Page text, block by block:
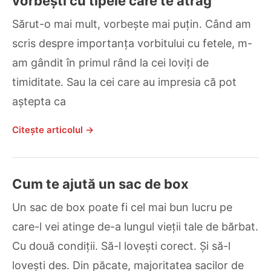
Sărut-o mai mult, vorbește mai puțin. Când am
scris despre importanța vorbitului cu fetele, m-
am gândit în primul rând la cei loviți de
timiditate. Sau la cei care au impresia că pot
aștepta ca
Citește articolul →
Cum te ajută un sac de box
Un sac de box poate fi cel mai bun lucru pe
care-l vei atinge de-a lungul vieții tale de bărbat.
Cu două condiții. Să-l lovești corect. Și să-l
lovești des. Din păcate, majoritatea sacilor de